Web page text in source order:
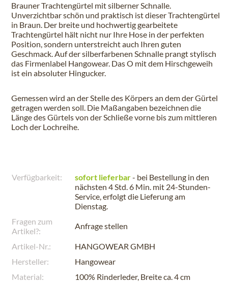
Brauner Trachtengürtel mit silberner Schnalle.
Unverzichtbar schön und praktisch ist dieser Trachtengürtel
in Braun. Der breite und hochwertig gearbeitete
Trachtengürtel hält nicht nur Ihre Hose in der perfekten
Position, sondern unterstreicht auch Ihren guten
Geschmack. Auf der silberfarbenen Schnalle prangt stylisch
das Firmenlabel Hangowear. Das O mit dem Hirschgeweih
ist ein absoluter Hingucker.
Gemessen wird an der Stelle des Körpers an dem der Gürtel
getragen werden soll. Die Maßangaben bezeichnen die
Länge des Gürtels von der Schließe vorne bis zum mittleren
Loch der Lochreihe.
Verfügbarkeit: sofort lieferbar- bei Bestellung in den
nächsten 4 Std. 6 Min. mit 24-Stunden-
Service, erfolgt die Lieferung am
Dienstag.
Fragen zum
Artikel?:
Anfrage stellen
Artikel-Nr.:
HANGOWEAR GMBH
Hersteller:
Hangowear
Material:
100% Rinderleder, Breite ca. 4 cm